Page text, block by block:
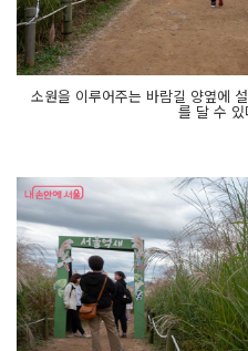
소원을 이루어주는 바람길 양옆에
를 달 수